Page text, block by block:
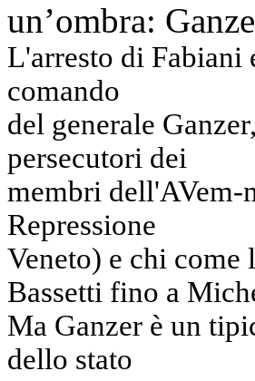
un’ombra:
L'arresto di Fabiani
comando
del generale
persecutori dei
membri dell'AVem-
Repressione
Veneto) e chi
Bassetti fino a
Ma Ganzer è un
dello stato